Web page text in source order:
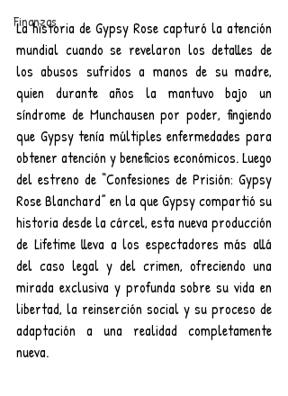
Finanzas
La historia de Gypsy Rose capturó la atención
mundial cuando se revelaron los detalles de
los abusos sufridos a manos de su madre,
quien durante años la mantuvo bajo un
síndrome de Munchausen por poder, fingiendo
que Gypsy tenía múltiples enfermedades para
obtener atención y beneficios económicos. Luego
del estreno de “Confesiones de Prisión: Gypsy
Rose Blanchard” en la que Gypsy compartió su
historia desde la cárcel, esta nueva producción
de Lifetime lleva a los espectadores más allá
del caso legal y del crimen, ofreciendo una
mirada exclusiva y profunda sobre su vida en
libertad, la reinserción social y su proceso de
adaptación a una realidad completamente
nueva.